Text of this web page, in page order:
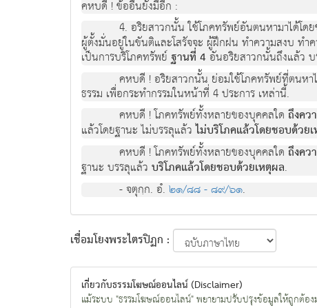
คหบดี ! ข้ออื่นยังมีอีก :
4. อริยสาวกนั้น ใช้โภคทรัพย์อันตนหามาได้โ
ผู้ตั้งมั่นอยู่ในขันติและโสรัจจะ ผู้ฝึกฝน ทำความสงบ ท
เป็นการบริโภคทรัพย์ฐานที่ 4 อันอริยสาวกนั้นถึงแล้ว
คหบดี ! อริยสาวกนั้น ย่อมใช้โภคทรัพย์ที่ตนหา
ธรรม เพื่อกระทำกรรมในหน้าที่ 4 ประการ เหล่านี้.
คหบดี ! โภคทรัพย์ทั้งหลายของบุคคลใดถึงคว
แล้วโดยฐานะ ไม่บรรลุแล้วไม่บริโภคแล้วโดยชอบด้วย
คหบดี ! โภคทรัพย์ทั้งหลายของบุคคลใดถึงคว
ฐานะ บรรลุแล้ว บริโภคแล้วโดยชอบด้วยเหตุผล.
- จตุกฺก. อํ.๒๑/๘๘ - ๘๙/๖๑.
เชื่อมโยงพระไตรปิฏก :
เกี่ยวกับธรรมโฆษณ์ออนไลน์ (Disclaimer)
แม้ระบบ "ธรรมโฆษณ์ออนไลน์" พยายามปรับปรุงข้อมูลให้ถูกต้